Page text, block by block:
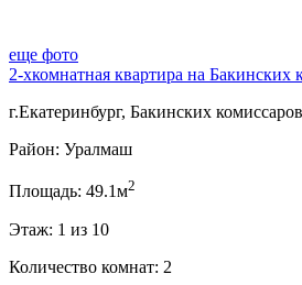
еще фото
2-хкомнатная квартира на Бакинских
г.Екатеринбург, Бакинских
Район: Уралмаш
Площадь: 49.1м2
Этаж: 1 из 10
Количество комнат: 2